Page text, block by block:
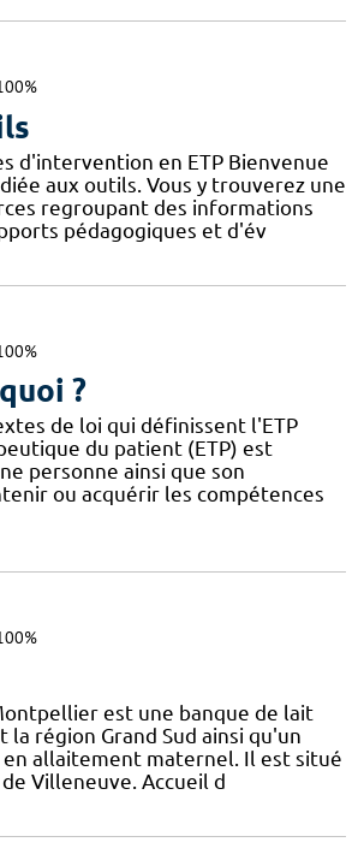
d'intervention en ETP Bienvenue
aux outils. Vous y trouverez une
regroupant des informations
pédagogiques et d'év
quoi ?
de loi qui définissent l'ETP
du patient (ETP) est
personne ainsi que son
ou acquérir les compétences
est une banque de lait
région Grand Sud ainsi qu'un
allaitement maternel. Il est situé
Villeneuve. Accueil d